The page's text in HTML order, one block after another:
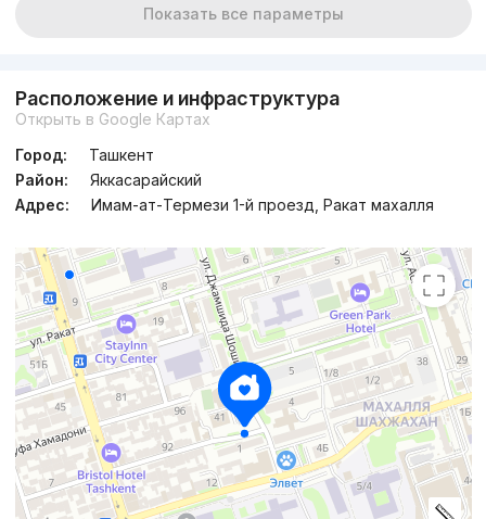
Показать все параметры
Расположение и инфраструктура
Открыть в Google Картах
Город:
Ташкент
Район:
Яккасарайский
Адрес:
Имам-ат-Термези 1-й проезд, Ракат махалля